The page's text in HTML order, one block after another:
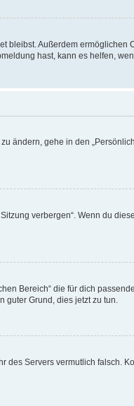
bleibst. Außerdem
hast, kann es helfen,
ändern, gehe in den
verbergen“. Wenn du
Bereich“ die für dich
guter Grund, dies jetzt zu tun.
Servers vermutlich falsch.